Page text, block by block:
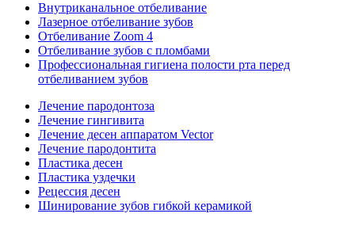
Внутриканальное отбеливание
Лазерное отбеливание зубов
Отбеливание Zoom 4
Отбеливание зубов с пломбами
Профессиональная гигиена полости рта перед
отбеливанием зубов
Лечение пародонтоза
Лечение гингивита
Лечение десен аппаратом Vector
Лечение пародонтита
Пластика десен
Пластика уздечки
Рецессия десен
Шинирование зубов гибкой керамикой